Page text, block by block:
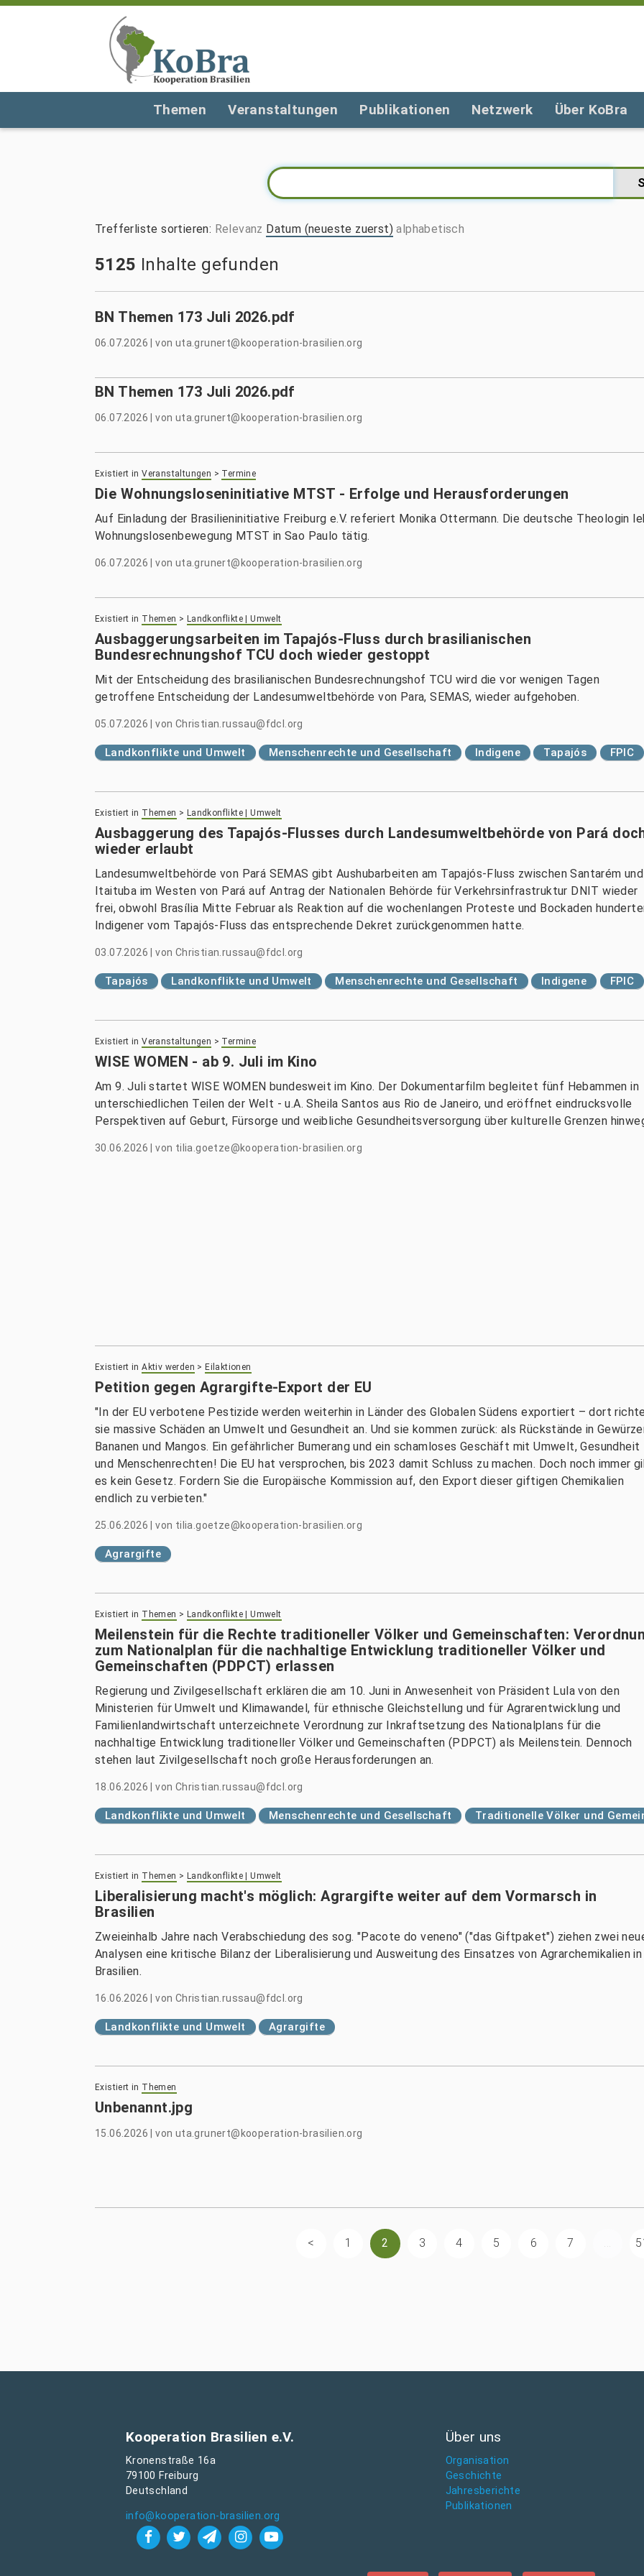
Themen Veranstaltungen Publikationen Netzwerk Über KoBra
Trefferliste sortieren: Relevanz Datum (neueste zuerst) alphabetisch
5125 Inhalte gefunden
BN Themen 173 Juli 2026.pdf
06.07.2026 |von uta.grunert@kooperation-brasilien.org
BN Themen 173 Juli 2026.pdf
06.07.2026 |von uta.grunert@kooperation-brasilien.org
Existiert in Veranstaltungen > Termine
Die Wohnungsloseninitiative MTST - Erfolge und Herausforderungen
Auf Einladung der Brasilieninitiative Freiburg e.V. referiert Monika Ottermann. Die deutsche Theologin
Wohnungslosenbewegung MTST in Sao Paulo tätig.
06.07.2026 |von uta.grunert@kooperation-brasilien.org
Existiert in Themen > Landkonflikte | Umwelt
Ausbaggerungsarbeiten im Tapajós-Fluss durch brasilianischen
Bundesrechnungshof TCU doch wieder gestoppt
Mit der Entscheidung des brasilianischen Bundesrechnungshof TCU wird die vor wenigen Tagen
getroffene Entscheidung der Landesumweltbehörde von Para, SEMAS, wieder aufgehoben.
05.07.2026 |von Christian.russau@fdcl.org
Landkonflikte und Umwelt Menschenrechte und Gesellschaft Indigene Tapajós FPIC
Existiert in Themen > Landkonflikte | Umwelt
Ausbaggerung des Tapajós-Flusses durch Landesumweltbehörde von Pará
wieder erlaubt
Landesumweltbehörde von Pará SEMAS gibt Aushubarbeiten am Tapajós-Fluss zwischen Santarém und
Itaituba im Westen von Pará auf Antrag der Nationalen Behörde für Verkehrsinfrastruktur DNIT wieder
frei, obwohl Brasília Mitte Februar als Reaktion auf die wochenlangen Proteste und Bockaden
Indigener vom Tapajós-Fluss das entsprechende Dekret zurückgenommen hatte.
03.07.2026 |von Christian.russau@fdcl.org
Tapajós Landkonflikte und Umwelt Menschenrechte und Gesellschaft Indigene FPIC
Existiert in Veranstaltungen > Termine
WISE WOMEN - ab 9. Juli im Kino
Am 9. Juli startet WISE WOMEN bundesweit im Kino. Der Dokumentarfilm begleitet fünf Hebammen in
unterschiedlichen Teilen der Welt - u.A. Sheila Santos aus Rio de Janeiro, und eröffnet eindrucksvolle
Perspektiven auf Geburt, Fürsorge und weibliche Gesundheitsversorgung über kulturelle Grenzen
30.06.2026 |von tilia.goetze@kooperation-brasilien.org
Existiert in Aktiv werden > Eilaktionen
Petition gegen Agrargifte-Export der EU
"In der EU verbotene Pestizide werden weiterhin in Länder des Globalen Südens exportiert – dort
sie massive Schäden an Umwelt und Gesundheit an. Und sie kommen zurück: als Rückstände in
Bananen und Mangos. Ein gefährlicher Bumerang und ein schamloses Geschäft mit Umwelt, Gesundheit
und Menschenrechten! Die EU hat versprochen, bis 2023 damit Schluss zu machen. Doch noch immer
es kein Gesetz. Fordern Sie die Europäische Kommission auf, den Export dieser giftigen Chemikalien
endlich zu verbieten."
25.06.2026 |von tilia.goetze@kooperation-brasilien.org
Agrargifte
Existiert in Themen > Landkonflikte | Umwelt
Meilenstein für die Rechte traditioneller Völker und Gemeinschaften:
zum Nationalplan für die nachhaltige Entwicklung traditioneller Völker und
Gemeinschaften (PDPCT) erlassen
Regierung und Zivilgesellschaft erklären die am 10. Juni in Anwesenheit von Präsident Lula von den
Ministerien für Umwelt und Klimawandel, für ethnische Gleichstellung und für Agrarentwicklung und
Familienlandwirtschaft unterzeichnete Verordnung zur Inkraftsetzung des Nationalplans für die
nachhaltige Entwicklung traditioneller Völker und Gemeinschaften (PDPCT) als Meilenstein. Dennoch
stehen laut Zivilgesellschaft noch große Herausforderungen an.
18.06.2026 |von Christian.russau@fdcl.org
Landkonflikte und Umwelt Menschenrechte und Gesellschaft Traditionelle Völker und
Existiert in Themen > Landkonflikte | Umwelt
Liberalisierung macht's möglich: Agrargifte weiter auf dem Vormarsch in
Brasilien
Zweieinhalb Jahre nach Verabschiedung des sog. "Pacote do veneno" ("das Giftpaket") ziehen zwei
Analysen eine kritische Bilanz der Liberalisierung und Ausweitung des Einsatzes von Agrarchemikalien in
Brasilien.
16.06.2026 |von Christian.russau@fdcl.org
Landkonflikte und Umwelt Agrargifte
Existiert in Themen
Unbenannt.jpg
15.06.2026 |von uta.grunert@kooperation-brasilien.org
1 2 3 4 5 6 7 ...
Kooperation Brasilien e.V.
Kronenstraße 16a
79100 Freiburg
Deutschland
info@kooperation-brasilien.org
Über uns
Organisation
Geschichte
Jahresberichte
Publikationen